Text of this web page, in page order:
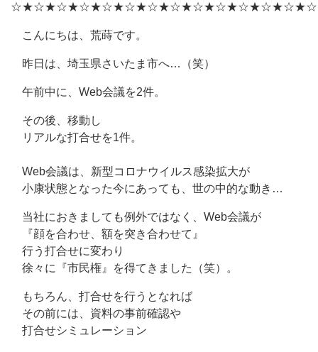
こんにちは、荒蒔です。
昨日は、埼玉県さいたま市へ…（笑）
午前中に、Web会議を2件。
その後、移動し
リアルな打合せを1件。
Web会議は、新型コロナウイルス感染拡大が
小康状態となった今にあっても、世の中的な動き…
当社におきましても例外ではなく、Web会議が
『顔を合わせ、額を突き合わせて』
行う打合せに変わり
徐々に『市民権』を得てきました（笑）。
もちろん、打合せを行うとなれば
その前には、資料の事前確認や
打合せシミュレーション